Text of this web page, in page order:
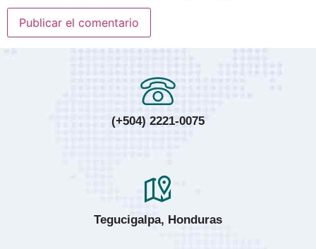
(+504) 2221-0075
Tegucigalpa, Honduras